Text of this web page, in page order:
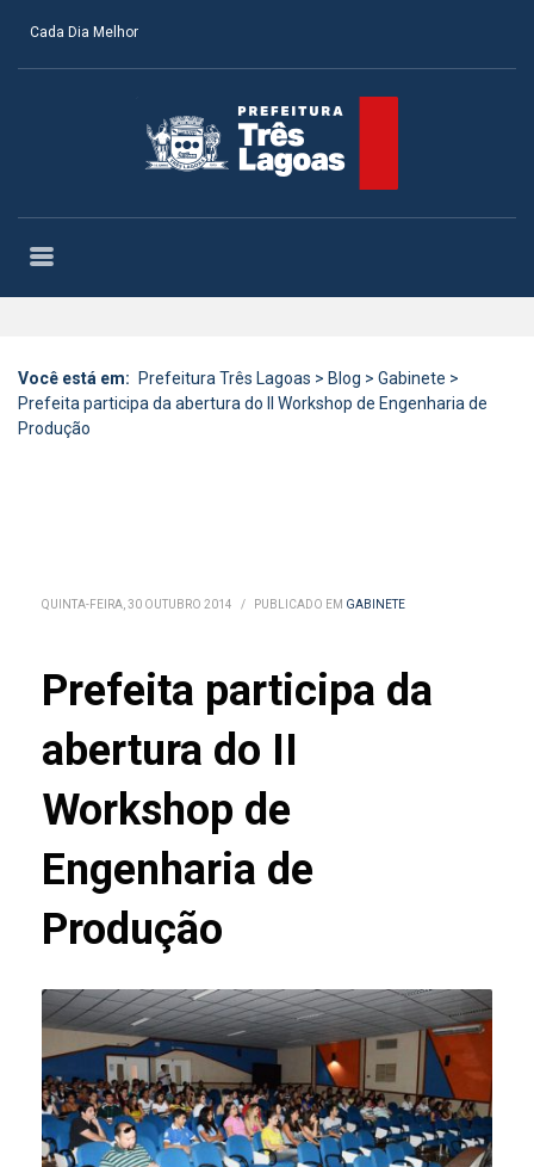
Cada Dia Melhor
Você está em: Prefeitura Três Lagoas > Blog > Gabinete >
Prefeita participa da abertura do II Workshop de Engenharia de
Produção
QUINTA-FEIRA, 30 OUTUBRO 2014 / PUBLICADO EM GABINETE
Prefeita participa da
abertura do II
Workshop de
Engenharia de
Produção